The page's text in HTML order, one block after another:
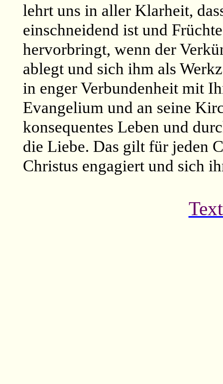
lehrt uns in aller Klarheit,
einschneidend ist und
hervorbringt, wenn der
ablegt und sich ihm als
in enger Verbundenheit mit
Evangelium und an seine
konsequentes Leben und
die Liebe. Das gilt für jeden
Christus engagiert und sich